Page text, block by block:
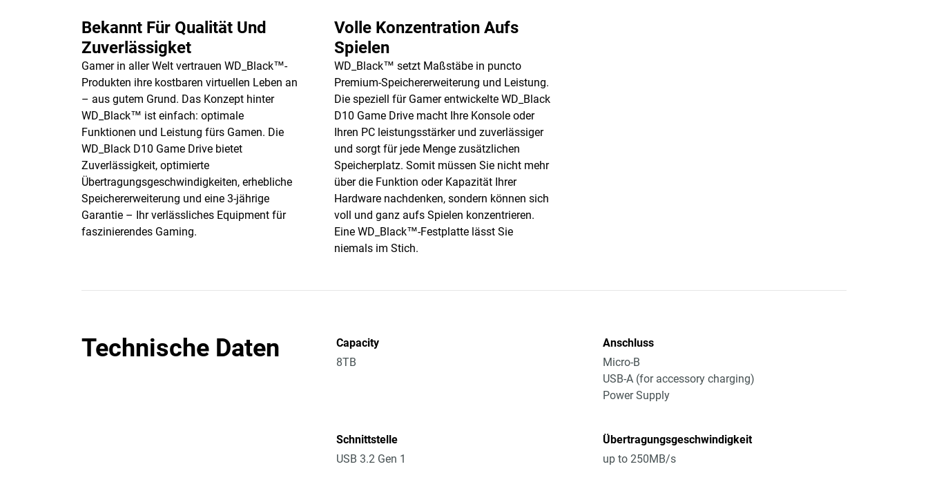
Bekannt Für Qualität Und
Zuverlässigket
Gamer in aller Welt vertrauen WD_Black™-
Produkten ihre kostbaren virtuellen Leben an
– aus gutem Grund. Das Konzept hinter
WD_Black™ ist einfach: optimale
Funktionen und Leistung fürs Gamen. Die
WD_Black D10 Game Drive bietet
Zuverlässigkeit, optimierte
Übertragungsgeschwindigkeiten, erhebliche
Speichererweiterung und eine 3-jährige
Garantie – Ihr verlässliches Equipment für
faszinierendes Gaming.
Volle Konzentration Aufs
Spielen
WD_Black™ setzt Maßstäbe in puncto
Premium-Speichererweiterung und Leistung.
Die speziell für Gamer entwickelte WD_Black
D10 Game Drive macht Ihre Konsole oder
Ihren PC leistungsstärker und zuverlässiger
und sorgt für jede Menge zusätzlichen
Speicherplatz. Somit müssen Sie nicht mehr
über die Funktion oder Kapazität Ihrer
Hardware nachdenken, sondern können sich
voll und ganz aufs Spielen konzentrieren.
Eine WD_Black™-Festplatte lässt Sie
niemals im Stich.
Technische Daten
Capacity
8TB
Anschluss
Micro-B
USB-A (for accessory charging)
Power Supply
Schnittstelle
USB 3.2 Gen 1
Übertragungsgeschwindigkeit
up to 250MB/s